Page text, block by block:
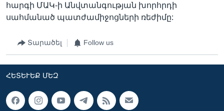
հարգի ՄԱԿ-ի Անվտանգության խորհրդի
սահմանած պատժամիջոցների ռեժիմը:
Տարածել Follow us
ՀԵՏԵՒԵՔ ՄԵԶ